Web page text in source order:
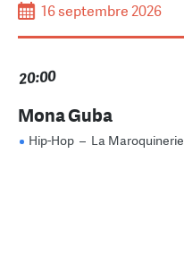
16 septembre 2026
20:00
Mona Guba
Hip-Hop – La Maroquinerie